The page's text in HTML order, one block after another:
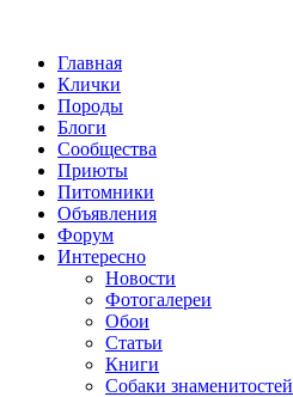
Главная
Клички
Породы
Блоги
Сообщества
Приюты
Питомники
Объявления
Форум
Интересно
Новости
Фотогалереи
Обои
Статьи
Книги
Собаки знаменитостей